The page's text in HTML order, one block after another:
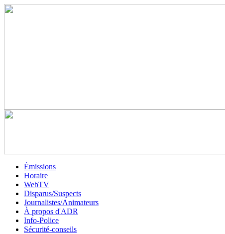
Émissions
Horaire
WebTV
Disparus/Suspects
Journalistes/Animateurs
À propos d'ADR
Info-Police
Sécurité-conseils